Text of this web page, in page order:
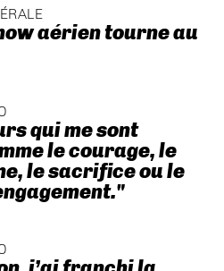
aérien tourne au
qui me sont
le courage, le
le sacrifice ou le